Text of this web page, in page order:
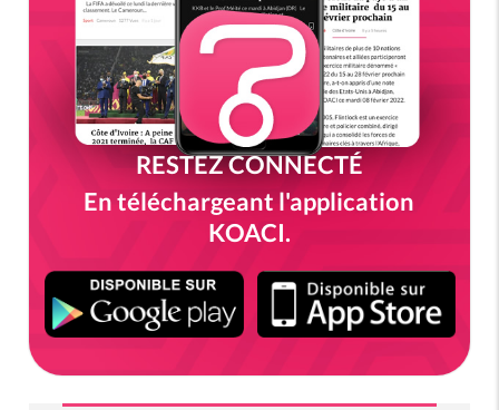
RESTEZ CONNECTÉ
En téléchargeant l'application
KOACI.